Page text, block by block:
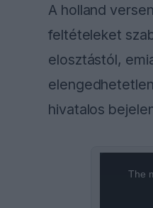
A holland
feltételeket
elosztástól,
hivatalos
The